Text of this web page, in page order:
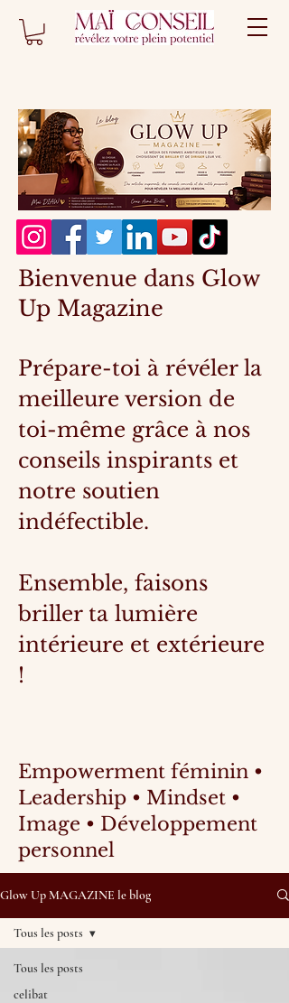
Bienvenue dans Glow
Up Magazine
Prépare-toi à révéler la
meilleure version de
toi-même grâce à nos
conseils inspirants et
notre soutien
indéfectible.
Ensemble, faisons
briller ta lumière
intérieure et extérieure
!
Empowerment féminin •
Leadership • Mindset •
Image • Développement
personnel
Glow Up MAGAZINE le blog
Tous les posts
celibat
Tous les posts